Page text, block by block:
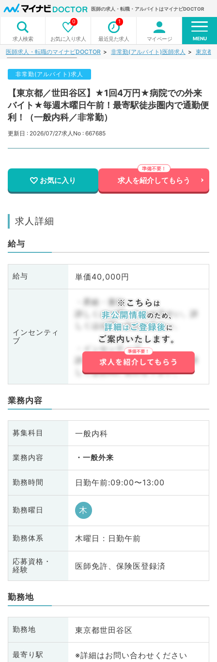
医師の求人・転職・アルバイトはマイナビDOCTOR
求人検索 お気に入り求人
0
最近見た求人
1
マイページ MENU
医師求人・転職のマイナビDOCTOR 非常勤(アルバイト)医師求人 東京都
非常勤(アルバイト)求人
【東京都／世田谷区】★1回4万円★病院での外来
バイト★毎週木曜日午前！最寄駅徒歩圏内で通勤便
利！（一般内科／非常勤）
更新日 : 2026/07/27求人No : 667685
お気に入り 求人を紹介してもらう
求人詳細
給与
給与 単価40,000円
インセンティ
ブ
・昇給・賞与
詳しくはお問い合わせ下さい。詳
しくはお問い合わせ下さい。
・インセンティブ
詳しくはお問い合わせ下さい。詳
しくはお問い合わせ下さい。
業務内容
募集科目 一般内科
業務内容 一般外来
勤務時間 日勤午前:09:00〜13:00
勤務曜日 木
勤務体系 木曜日 : 日勤午前
応募資格・
経験
医師免許、保険医登録済
勤務地
勤務地 東京都世田谷区
最寄り駅 ※詳細はお問い合わせください